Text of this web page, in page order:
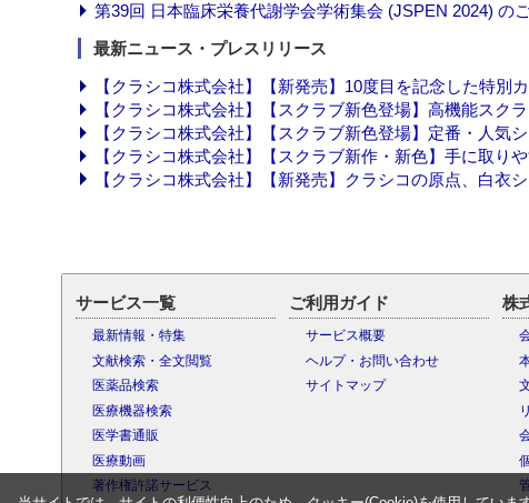
第39回 日本臨床栄養代謝学会学術集会 (JSPEN 2024) の
最新ニュース・プレスリリース
【クラシコ株式会社】【新発売】10度目を記念した特別
【クラシコ株式会社】【スクラブ新色登場】高機能スク
【クラシコ株式会社】【スクラブ新色登場】定番・人気
【クラシコ株式会社】【スクラブ新作・新色】手に取り
【クラシコ株式会社】【新発売】クラシコの原点、白衣
サービス一覧
最新情報・特集
文献検索・全文閲覧
医薬品検索
医療機器検索
医学書通販
医療動画
著作権許諾サービス
ご利用ガイド
サービス概要
ヘルプ・お問い合わせ
サイトマップ
株